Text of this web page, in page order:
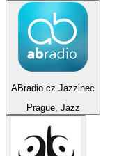
ABradio.cz Jazzinec
Prague, Jazz